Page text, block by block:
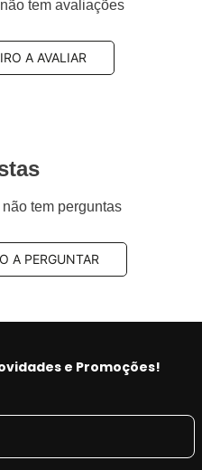
tem avaliações
A AVALIAR
tem perguntas
A PERGUNTAR
e Promoções!